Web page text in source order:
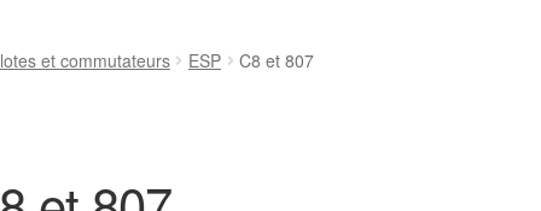
et commutateurs ESP C8 et 807